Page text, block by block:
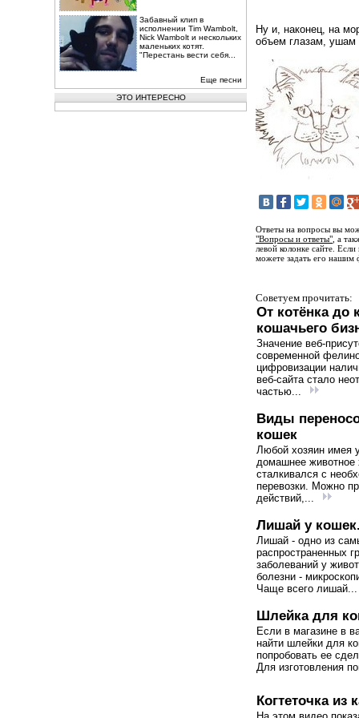
Забавный клип в
исполнении Tim Wambolt,
Nick Wambolt и нескольких
маленьких котят.
"Перестань вести себя...
Еще песни
ЭТО ИНТЕРЕСНО
Ну и, наконец, на
объем глазам, ушам
Ответы на вопросы вы
"Вопросы и ответы" , а
левой колонке сайте.
можете задать его
Советуем прочитать:
От котёнка до
кошачьего
Значение веб-
современной
цифровизации
веб-сайта стало
частью...
Виды
кошек
Любой хозяин имея
домашнее животное
сталкивался с
перевозки. Можно
действий,...
Лишай у
Лишай - одно из
распространенных
заболеваний у
болезни -
Чаще всего
Шлейка для
Если в магазине в
найти шлейки для
попробовать ее
Для изготовления
Когтеточка из